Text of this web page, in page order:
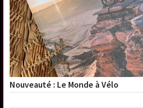
Nouveauté : Le Monde à Vélo